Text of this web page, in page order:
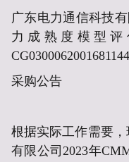
广东电力通信科技
力成熟度模型评
CG0300062001681144
采购公告
根据实际工作需要
有限公司2023年